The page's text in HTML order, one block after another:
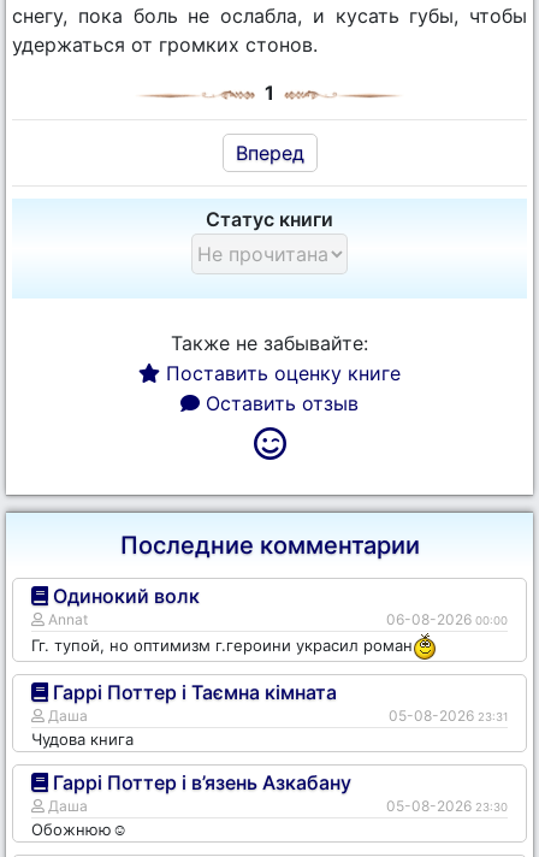
снегу, пока боль не ослабла, и кусать губы, чтобы
удержаться от громких стонов.
1
Вперед
Статус книги
Также не забывайте:
Поставить оценку книге
Оставить отзыв
Последние комментарии
Одинокий волк
Annat 06-08-2026 00:00
Гг. тупой, но оптимизм г.героини украсил роман
Гаррі Поттер і Таємна кімната
Даша 05-08-2026 23:31
Чудова книга
Гаррі Поттер і в’язень Азкабану
Даша 05-08-2026 23:30
Обожнюю☺️